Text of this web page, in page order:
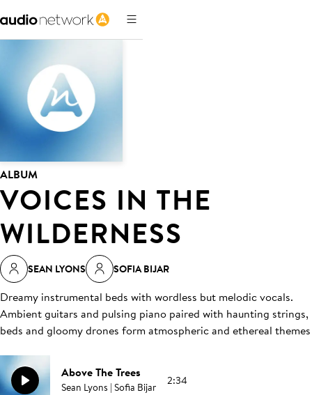
ALBUM
VOICES IN THE
WILDERNESS
SEAN LYONS SOFIA BIJAR
Dreamy instrumental beds with wordless but melodic vocals.
Ambient guitars and pulsing piano paired with haunting strings,
beds and gloomy drones form atmospheric and ethereal themes
Above The Trees
Sean Lyons | Sofia Bijar 2:34